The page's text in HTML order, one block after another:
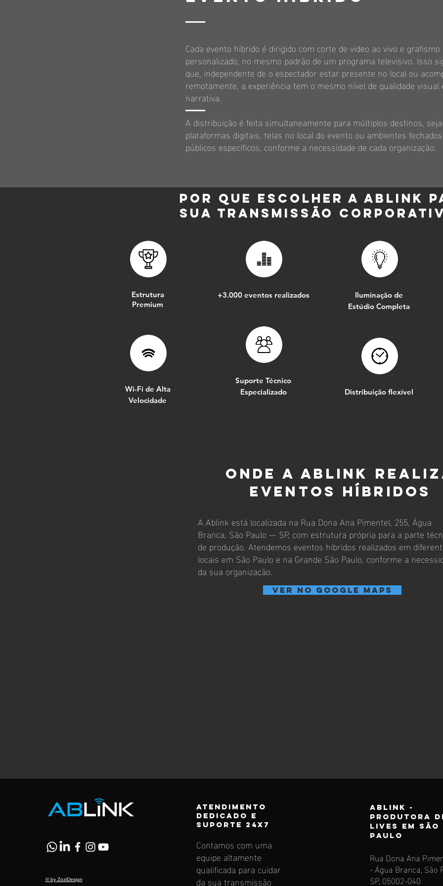
Cada evento híbrido é dirigido com corte de vídeo ao vivo e grafismo
personalizado, no mesmo padrão de um programa televisivo. Isso
que, independente de o espectador estar presente no local ou
remotamente, a experiência tem o mesmo nível de qualidade visual
narrativa.
A distribuição é feita simultaneamente para múltiplos destinos,
plataformas digitais, telas no local do evento ou ambientes
públicos específicos, conforme a necessidade de cada organização.
Por que escolher a Ablink
sua transmissão
Estrutura
Premium
Wi-Fi de Alta
Velocidade
+3.000 eventos realizados
Suporte Técnico
Especializado
Iluminação de
Estúdio Completa
Distribuição flexível
Onde a Ablink
eventos híbridos
A Ablink está localizada na Rua Dona Ana Pimentel, 255, Água
Branca, São Paulo — SP, com estrutura própria para a parte
de produção. Atendemos eventos híbridos realizados em
locais em São Paulo e na Grande São Paulo, conforme a
da sua organização.
Ver no Google Maps
© by ZoziDesign
atendimento
dedicado e
Suporte 24X7
Contamos com uma
equipe altamente
qualificada para cuidar
da sua transmissão
Ablink -
produtora
lives em São
Paulo
Rua Dona Ana
- Água Branca, São
SP, 05002-040